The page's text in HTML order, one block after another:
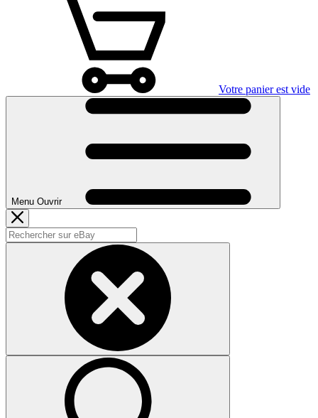
Votre panier est vide
Menu Ouvrir